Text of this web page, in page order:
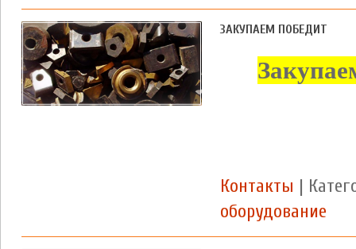
ЗАКУПАЕМ ПОБЕДИТ
Контакты |
оборудование